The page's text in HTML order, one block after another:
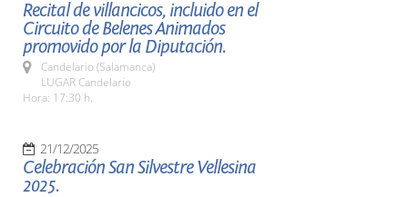
Recital de villancicos, incluido en el
Circuito de Belenes Animados
promovido por la Diputación.
Candelario (Salamanca)
LUGAR Candelario
Hora: 17:30 h.
21/12/2025
Celebración San Silvestre Vellesina
2025.